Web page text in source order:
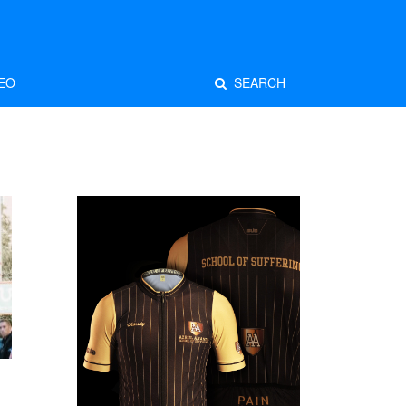
SEARCH